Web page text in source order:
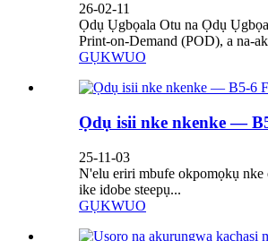
26-02-11
Ọdụ Ụgbọala Otu na Ọdụ
Print-on-Demand (POD), a na-
GỤKWUO
Ọdụ isii nke nkenke —
25-11-03
N'elu eriri mbufe okpomọkụ nke
ike idobe steepụ...
GỤKWUO